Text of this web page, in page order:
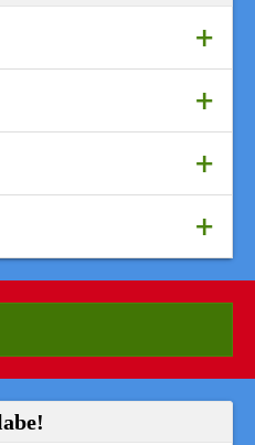
+
+
+
lungi care
+
text)